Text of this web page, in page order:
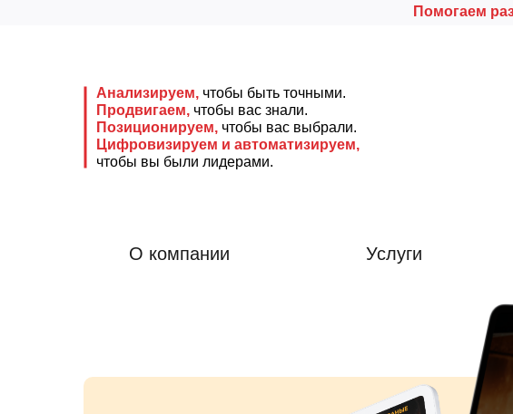
Анализируем, чтобы быть точными.
Продвигаем, чтобы вас знали.
Позиционируем, чтобы вас выбрали.
Цифровизируем и автоматизируем,
чтобы вы были лидерами.
Помогаем
О компании Услуги